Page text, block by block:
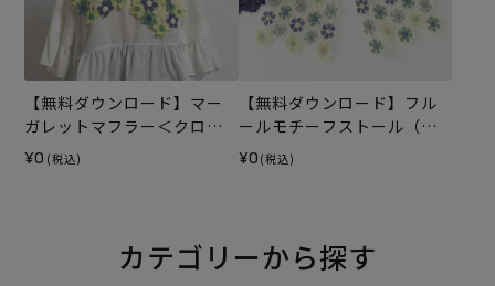
【無料ダウンロード】マー
ガレットマフラー＜クロッ
シュコットン＞（レシピ）
¥0 (税込)
【無料ダウンロード】フル
ールモチーフストール（レ
シピ）
¥0 (税込)
カテゴリーから探す